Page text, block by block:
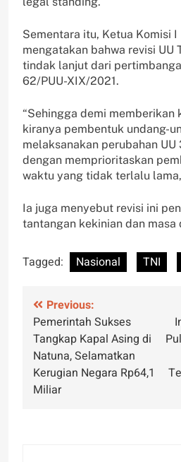
Sementara itu, Ketua Komisi
mengatakan bahwa revisi UU
tindak lanjut dari
62/PUU-XIX/2021.
“Sehingga demi memberikan
kiranya pembentuk undang-
melaksanakan perubahan
dengan memprioritaskan
waktu yang tidak terlalu
Ia juga menyebut revisi ini
tantangan kekinian dan masa
Tagged: Nasional TNI
Post
navigation
Previous:
Pemerintah Sukses
Tangkap Kapal Asing di
Natuna, Selamatkan
Kerugian Negara Rp64,1
Miliar